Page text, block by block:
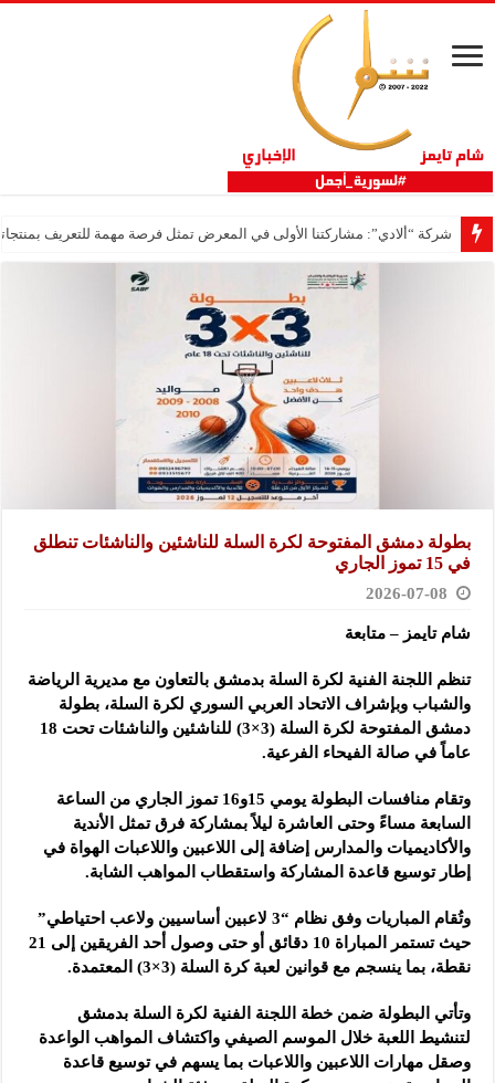
شركة “ألادي”: مشاركتنا الأولى في المعرض تمثل فرصة مهمة للتعريف
بطولة دمشق المفتوحة لكرة السلة للناشئين والناشئات تنطلق
في 15 تموز الجاري
2026-07-08
شام تايمز – متابعة
تنظم اللجنة الفنية لكرة السلة بدمشق بالتعاون مع مديرية الرياضة
والشباب ‏وبإشراف الاتحاد العربي السوري لكرة السلة، بطولة
دمشق المفتوحة لكرة السلة ‌‏(3×3) للناشئين والناشئات تحت 18
عاماً في صالة الفيحاء الفرعية.‏
وتقام منافسات البطولة يومي 15و16 تموز الجاري من الساعة
السابعة مساءً ‏وحتى العاشرة ليلاً بمشاركة فرق تمثل الأندية
والأكاديميات والمدارس إضافة إلى ‏اللاعبين واللاعبات الهواة في
إطار توسيع قاعدة المشاركة واستقطاب المواهب ‏الشابة.‏
وتُقام المباريات وفق نظام “3 لاعبين أساسيين ولاعب احتياطي”
حيث تستمر ‏المباراة 10 دقائق أو حتى وصول أحد الفريقين إلى 21
نقطة، بما ينسجم مع قوانين ‏لعبة كرة السلة (3×3) المعتمدة.‏
وتأتي البطولة ضمن خطة اللجنة الفنية لكرة السلة بدمشق
لتنشيط اللعبة خلال ‏الموسم الصيفي واكتشاف المواهب الواعدة
وصقل مهارات اللاعبين واللاعبات بما ‏يسهم في توسيع قاعدة